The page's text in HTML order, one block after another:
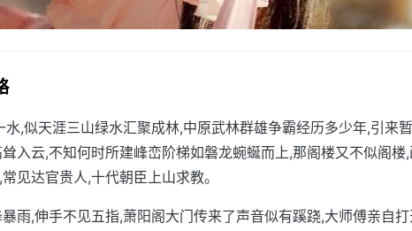
水,似天涯三山绿水汇聚成林,中原武林群雄争霸经历多少年,引来
入云,不知何时所建峰峦阶梯如磐龙蜿蜒而上,那阁楼又不似阁楼
见达官贵人,十代朝臣上山求教。
雨,伸手不见五指,萧阳阁大门传来了声音似有蹊跷,大师傅亲自